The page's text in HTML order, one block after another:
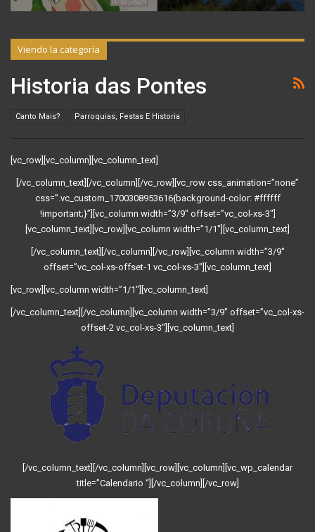
Viendo la categoría
Historia das Pontes
Canto Mais? Parroquias, Festas E Historia
[vc_row][vc_column][vc_column_text]
[/vc_column_text][/vc_column][/vc_row][vc_row css_animation=”none”
css=”.vc_custom_1700308953616{background-color: #ffffff
!important;}”][vc_column width=”3/9″ offset=”vc_col-xs-3″]
[vc_column_text][vc_row][vc_column width=”1/1″][vc_column_text]
[/vc_column_text][/vc_column][/vc_row][vc_column width=”3/9″
offset=”vc_col-xs-offset-1 vc_col-xs-3″][vc_column_text]
[vc_row][vc_column width=”1/1″][vc_column_text]
[/vc_column_text][/vc_column][vc_column width=”3/9″ offset=”vc_col-xs-
offset-2 vc_col-xs-3″][vc_column_text]
[/vc_column_text][/vc_column][vc_row][vc_column][vc_wp_calendar
title=”Calendario “][/vc_column][/vc_row]